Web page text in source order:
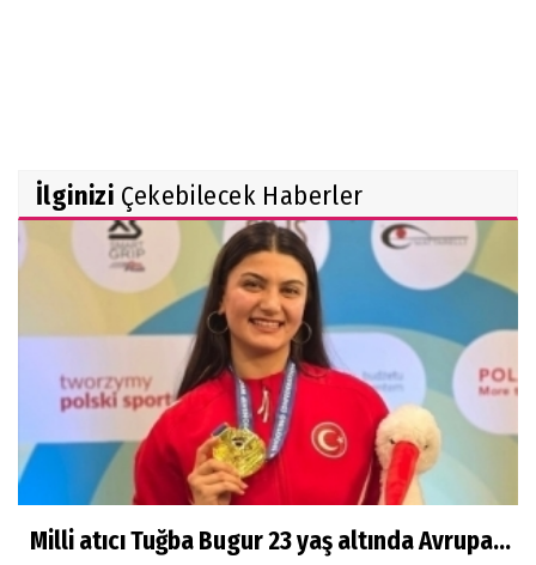
İlginizi Çekebilecek Haberler
Milli atıcı Tuğba Bugur 23 yaş altında Avrupa...